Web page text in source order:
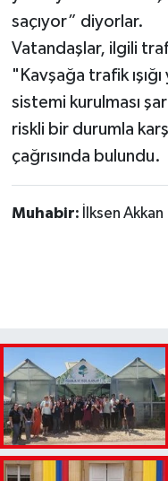
saçıyor” diyorlar.
Vatandaşlar, ilgili
"Kavşağa trafik
sistemi kurulması
riskli bir durumla
çağrısında bulundu.
Muhabir: İlksen Akkan